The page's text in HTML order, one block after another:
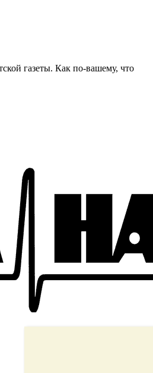
газеты. Как по-вашему, что